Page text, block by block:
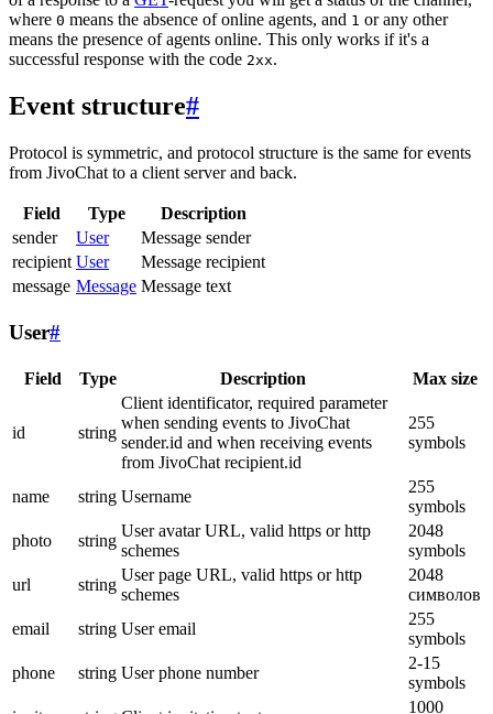
where 0 means the absence of online agents, and 1 or any other
means the presence of agents online. This only works if it's a
successful response with the code 2xx.
Event structure#
Protocol is symmetric, and protocol structure is the same for events
from JivoChat to a client server and back.
Field Type
Description
sender
User
Message sender
recipient User
Message recipient
message Message Message text
User#
Field Type Description Max size
id string
Client identificator, required parameter
when sending events to JivoChat
sender.id and when receiving events
from JivoChat recipient.id
255
symbols
name string Username
255
symbols
photo
string
User avatar URL, valid https or http
schemes
2048
symbols
url
string
User page URL, valid https or http
schemes
2048
символов
email
string User email
255
symbols
phone
string User phone number
2-15
symbols
1000